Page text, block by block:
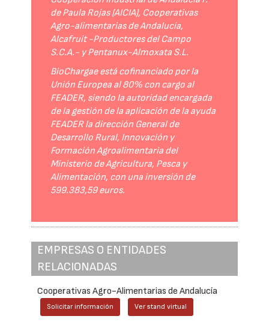
de Paula Rojas (AICIA), Cooperativas
Agro-alimentarias de Andalucía,
Alcafruit -Productores del Campo
S.C.A.- y Pentanux-Almoxata S.L.
BioChargae está cofinanciado por la
Unión Europea al 80% con cargo al
FEADER, siendo la autoridad encargada
de la gestión de la aplicación de la ayuda
FEADER la dirección General de
Desarrollo Rural, Innovación y
Formación Agroalimentaria del
Ministerio de Agricultura, Pesca y
Alimentación, con una inversión de
599.383,59 euros.
EMPRESAS O ENTIDADES
RELACIONADAS
Cooperativas Agro-Alimentarias de Andalucía
Solicitar información Ver stand virtual